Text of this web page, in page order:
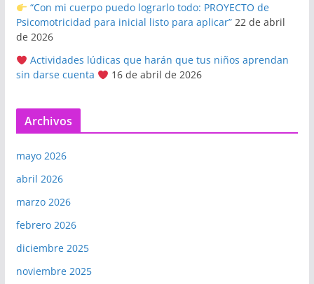
“Con mi cuerpo puedo lograrlo todo: PROYECTO de
Psicomotricidad para inicial listo para aplicar” 22 de abril
de 2026
Actividades lúdicas que harán que tus niños aprendan
sin darse cuenta
16 de abril de 2026
Archivos
mayo 2026
abril 2026
marzo 2026
febrero 2026
diciembre 2025
noviembre 2025